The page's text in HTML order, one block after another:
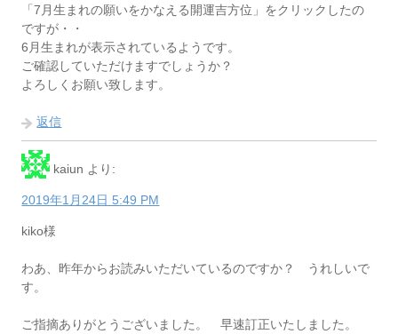
「7月生まれの願いをかなえる開運吉方位」をクリックしたの
ですが・・
6月生まれが表示されているようです。
ご確認していただけますでしょうか？
よろしくお願い致します。
返信
kaiun より:
2019年1月24日 5:49 PM
kiko様
わあ、昨年からお読みいただいているのですか？ うれしいで
す。
ご指摘ありがとうございました。 早速訂正いたしました。